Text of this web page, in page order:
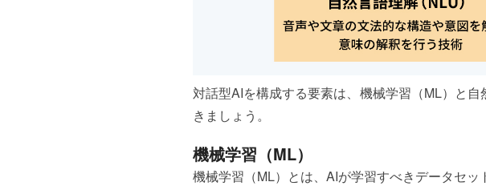
対話型AIを構成する要素は、機械学習（ML）と
きましょう。
機械学習（ML）
機械学習（ML）とは、AIが学習すべきデータセッ